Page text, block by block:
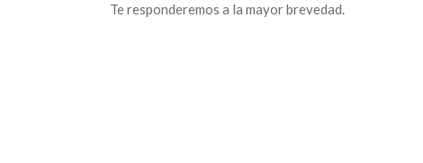
Te responderemos a la mayor brevedad.